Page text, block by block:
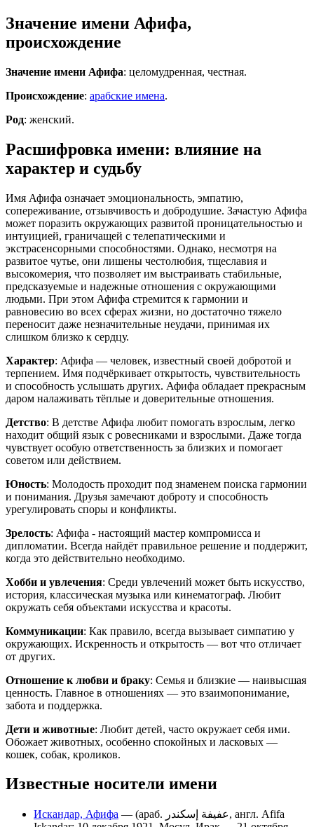
Значение имени Афифа,
происхождение
Значение имени Афифа: целомудренная, честная.
Происхождение: арабские имена.
Род: женский.
Расшифровка имени: влияние на
характер и судьбу
Имя Афифа означает эмоциональность, эмпатию,
сопереживание, отзывчивость и добродушие. Зачастую Афифа
может поразить окружающих развитой проницательностью и
интуицией, граничащей с телепатическими и
экстрасенсорными способностями. Однако, несмотря на
развитое чутье, они лишены честолюбия, тщеславия и
высокомерия, что позволяет им выстраивать стабильные,
предсказуемые и надежные отношения с окружающими
людьми. При этом Афифа стремится к гармонии и
равновесию во всех сферах жизни, но достаточно тяжело
переносит даже незначительные неудачи, принимая их
слишком близко к сердцу.
Характер: Афифа — человек, известный своей добротой и
терпением. Имя подчёркивает открытость, чувствительность
и способность услышать других. Афифа обладает прекрасным
даром налаживать тёплые и доверительные отношения.
Детство: В детстве Афифа любит помогать взрослым, легко
находит общий язык с ровесниками и взрослыми. Даже тогда
чувствует особую ответственность за близких и помогает
советом или действием.
Юность: Молодость проходит под знаменем поиска гармонии
и понимания. Друзья замечают доброту и способность
урегулировать споры и конфликты.
Зрелость: Афифа - настоящий мастер компромисса и
дипломатии. Всегда найдёт правильное решение и поддержит,
когда это действительно необходимо.
Хобби и увлечения: Среди увлечений может быть искусство,
история, классическая музыка или кинематограф. Любит
окружать себя объектами искусства и красоты.
Коммуникации: Как правило, всегда вызывает симпатию у
окружающих. Искренность и открытость — вот что отличает
от других.
Отношение к любви и браку: Семья и близкие — наивысшая
ценность. Главное в отношениях — это взаимопонимание,
забота и поддержка.
Дети и животные: Любит детей, часто окружает себя ими.
Обожает животных, особенно спокойных и ласковых —
кошек, собак, кроликов.
Известные носители имени
Искандар, Афифа — (араб. عفيفة إسكندر‎, англ. Afifa